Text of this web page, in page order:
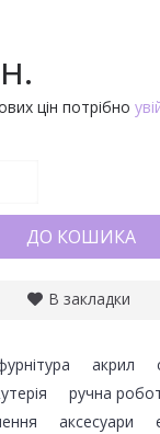
цін потрібно
ДО КОШИКА
В закладки
акрил
ручна
аксесуари